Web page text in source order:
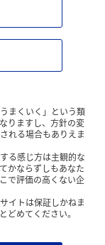
まくいく」という類
りますし、方針の変
れる場合もありえま
る感じ方は主観的な
かならずしもあなた
で評価の高くない企
イトは保証しかねま
どめてください。